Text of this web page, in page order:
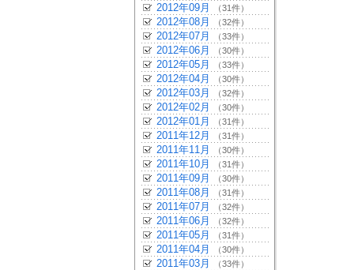
2012年09月 （31件）
2012年08月 （32件）
2012年07月 （33件）
2012年06月 （30件）
2012年05月 （33件）
2012年04月 （30件）
2012年03月 （32件）
2012年02月 （30件）
2012年01月 （31件）
2011年12月 （31件）
2011年11月 （30件）
2011年10月 （31件）
2011年09月 （30件）
2011年08月 （31件）
2011年07月 （32件）
2011年06月 （32件）
2011年05月 （31件）
2011年04月 （30件）
2011年03月 （33件）